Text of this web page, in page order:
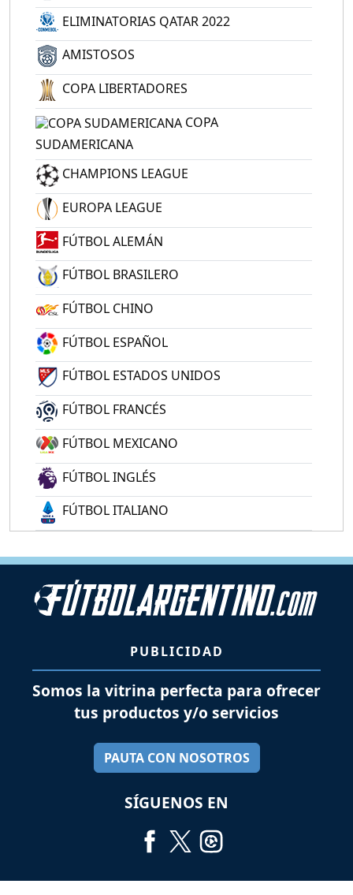
ELIMINATORIAS QATAR 2022
AMISTOSOS
COPA LIBERTADORES
COPA
SUDAMERICANA
CHAMPIONS LEAGUE
EUROPA LEAGUE
FÚTBOL ALEMÁN
FÚTBOL BRASILERO
FÚTBOL CHINO
FÚTBOL ESPAÑOL
FÚTBOL ESTADOS UNIDOS
FÚTBOL FRANCÉS
FÚTBOL MEXICANO
FÚTBOL INGLÉS
FÚTBOL ITALIANO
PUBLICIDAD
Somos la vitrina perfecta para ofrecer
tus productos y/o servicios
PAUTA CON NOSOTROS
SÍGUENOS EN